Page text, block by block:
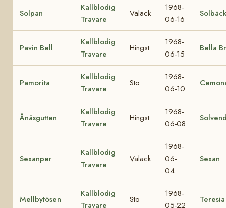
Solpan
Kallblodig
Travare
Valack
1968-
06-16
Pavin Bell
Kallblodig
Travare
Hingst
1968-
06-15
Bella
Pamorita
Kallblodig
Travare
Sto
1968-
06-10
Ånäsgutten
Kallblodig
Travare
Hingst
1968-
06-08
Sexanper
Kallblodig
Travare
Valack
1968-
06-
04
Sexan
Mellbytösen
Kallblodig
Travare
Sto
1968-
05-22
Teresia